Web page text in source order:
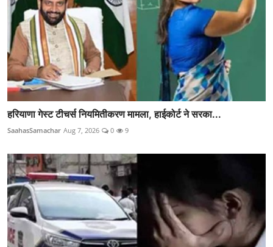
हरियाणा गेस्ट टीचर्स नियमितीकरण मामला, हाईकोर्ट ने सरका...
SaahasSamachar Aug 7, 2026 0 9